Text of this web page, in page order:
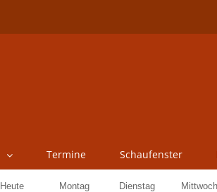
Termine Schaufenster